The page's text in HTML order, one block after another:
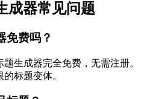
成器常见问题
免费吗？
生成器完全免费，无需注册。
标题变体。